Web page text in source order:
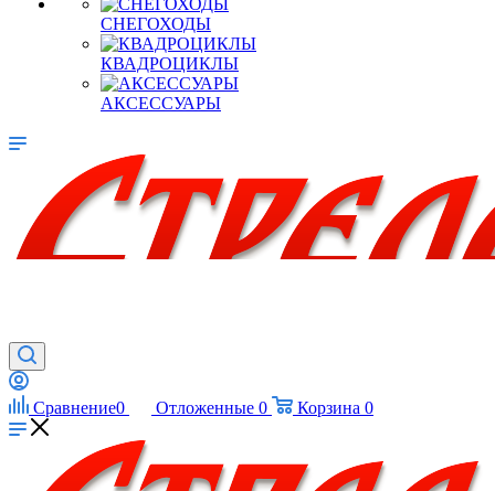
СНЕГОХОДЫ
КВАДРОЦИКЛЫ
АКСЕССУАРЫ
Сравнение0 Отложенные 0 Корзина 0